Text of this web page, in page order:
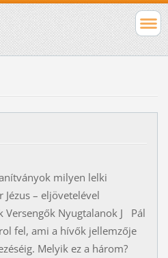
milyen lelki
– eljövetelével
Versengők Nyugtalanok J Pál
fel, ami a hívők jellemzője
Melyik ez a három?